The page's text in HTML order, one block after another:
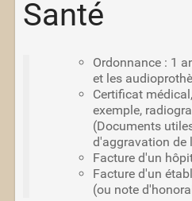
Santé
Ordonnance : 1
et les
Certificat
exemple,
(Documents
d'aggravation de
Facture d'un
Facture d'un
(ou note